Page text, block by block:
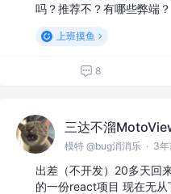
吗？推荐不？有哪些弊端？
上班摸鱼
8
三达不溜
模特 @bug消消乐 · 3
出差（不开发）20多天回
的一份react项目 现在无